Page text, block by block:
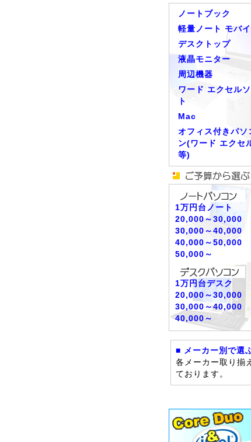
ノートブック
軽量ノート モバ
デスクトップ
液晶モニター
周辺機器
ワード エクセル
ト
Mac
オフィス付きパソ
ン(ワード エクセ
等)
1万円台ノート
20,000～30,000
30,000～40,000
40,000～50,000
50,000～
1万円台デスク
20,000～30,000
30,000～40,000
40,000～
■ メーカー別で選
各メーカー取り揃え
ております。